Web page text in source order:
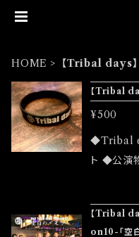
HOME 【Tribal days】
【Tribal
¥500
◆Tribal
ト ◆公演
願い致します 【シリコンリストバン
【Tribal
on10-「空